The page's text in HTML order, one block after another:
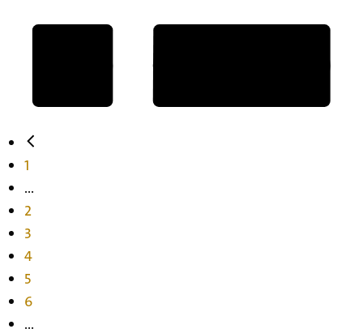
1
...
2
3
4
5
6
...